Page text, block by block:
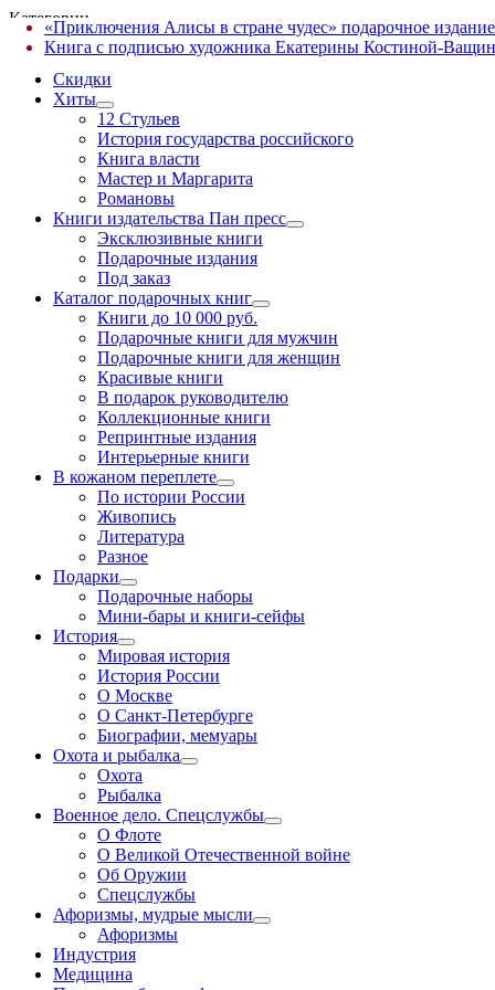
Категории
Скидки
Хиты
12 Стульев
История государства российского
Книга власти
Мастер и Маргарита
Романовы
Книги издательства Пан пресс
Эксклюзивные книги
Подарочные издания
Под заказ
Каталог подарочных книг
Книги до 10 000 руб.
Подарочные книги для мужчин
Подарочные книги для женщин
Красивые книги
В подарок руководителю
Коллекционные книги
Репринтные издания
Интерьерные книги
В кожаном переплете
По истории России
Живопись
Литература
Разное
Подарки
Подарочные наборы
Мини-бары и книги-сейфы
История
Мировая история
История России
О Москве
О Санкт-Петербурге
Биографии, мемуары
Охота и рыбалка
Охота
Рыбалка
Военное дело. Спецслужбы
О Флоте
О Великой Отечественной войне
Об Оружии
Спецслужбы
Афоризмы, мудрые мысли
Афоризмы
Индустрия
Медицина
«Приключения Алисы в стране чудес» подарочное издание
Книга с подписью художника Екатерины Костиной-